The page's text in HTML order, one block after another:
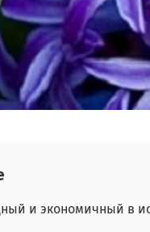
и экономичный в